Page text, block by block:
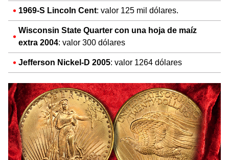
1969-S Lincoln Cent: valor 125 mil dólares.
Wisconsin State Quarter con una hoja de maíz
extra 2004: valor 300 dólares
Jefferson Nickel-D 2005: valor 1264 dólares